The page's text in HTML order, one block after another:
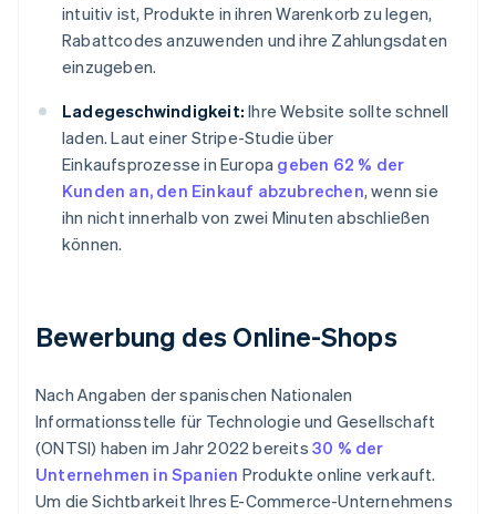
intuitiv ist, Produkte in ihren Warenkorb zu legen,
Rabattcodes anzuwenden und ihre Zahlungsdaten
einzugeben.
Ladegeschwindigkeit: Ihre Website sollte schnell
laden. Laut einer Stripe-Studie über
Einkaufsprozesse in Europa geben 62 % der
Kunden an, den Einkauf abzubrechen, wenn sie
ihn nicht innerhalb von zwei Minuten abschließen
können.
Bewerbung des Online-Shops
Nach Angaben der spanischen Nationalen
Informationsstelle für Technologie und Gesellschaft
(ONTSI) haben im Jahr 2022 bereits 30 % der
Unternehmen in Spanien Produkte online verkauft.
Um die Sichtbarkeit Ihres E-Commerce-Unternehmens